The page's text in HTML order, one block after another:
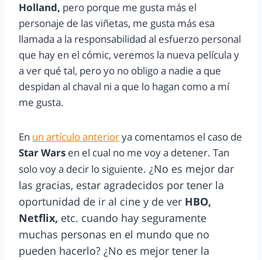
Holland, pero porque me gusta más el
personaje de las viñetas, me gusta más esa
llamada a la responsabilidad al esfuerzo personal
que hay en el cómic, veremos la nueva película y
a ver qué tal, pero yo no obligo a nadie a que
despidan al chaval ni a que lo hagan como a mí
me gusta.
En un artículo anteriorya comentamos el caso de
Star Wars en el cual no me voy a detener. Tan
solo voy a decir lo siguiente. ¿No es mejor dar
las gracias, estar agradecidos por tener la
oportunidad de ir al cine y de ver HBO,
Netflix, etc. cuando hay seguramente
muchas personas en el mundo que no
pueden hacerlo? ¿No es mejor tener la